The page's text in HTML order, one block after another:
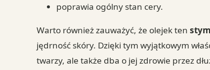
poprawia ogólny stan cery.
Warto również zauważyć, że olejek ten
jędrność skóry. Dzięki tym wyjątkowym
twarzy, ale także dba o jej zdrowie przez